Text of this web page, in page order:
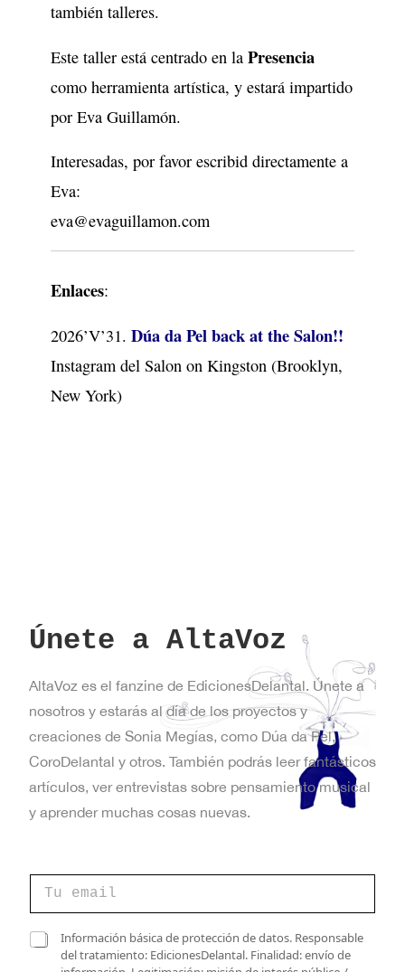
también talleres.
Este taller está centrado en la Presencia
como herramienta artística, y estará impartido
por Eva Guillamón.
Interesadas, por favor escribid directamente a
Eva:
eva@evaguillamon.com
Enlaces:
2026’V’31. Dúa da Pel back at the Salon!!
Instagram del Salon on Kingston (Brooklyn,
New York)
Únete a AltaVoz
AltaVoz es el fanzine de EdicionesDelantal. Únete a
nosotros y estarás al día de los proyectos y
creaciones de Sonia Megías, como Dúa da Pel,
CoroDelantal y otros. También podrás leer fantásticos
artículos, ver entrevistas sobre pensamiento musical
y aprender muchas cosas nuevas.
r
r
e
v
e
C
Información básica de protección de datos. Responsable
del tratamiento: EdicionesDelantal. Finalidad: envío de